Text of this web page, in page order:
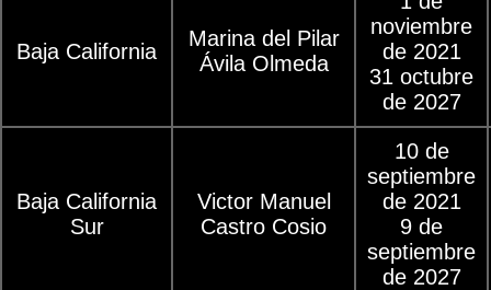
Baja California
Marina del Pilar
Ávila Olmeda
noviembre
de 2021
31 octubre
de 2027
Baja California
Sur
Victor Manuel
Castro Cosio
10 de
septiembre
de 2021
9 de
septiembre
de 2027